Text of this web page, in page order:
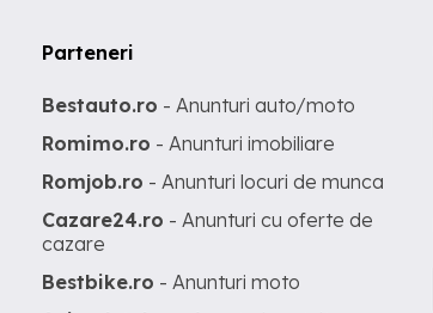
Parteneri
Bestauto.ro - Anunturi auto/moto
Romimo.ro - Anunturi imobiliare
Romjob.ro - Anunturi locuri de munca
Cazare24.ro - Anunturi cu oferte de
cazare
Bestbike.ro - Anunturi moto